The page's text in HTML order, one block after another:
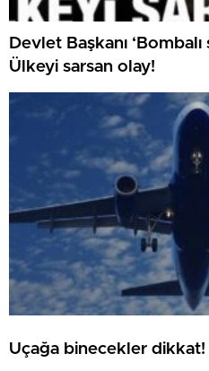
Devlet Başkanı ‘Bombalı
Ülkeyi sarsan olay!
Uçağa binecekler dikkat!